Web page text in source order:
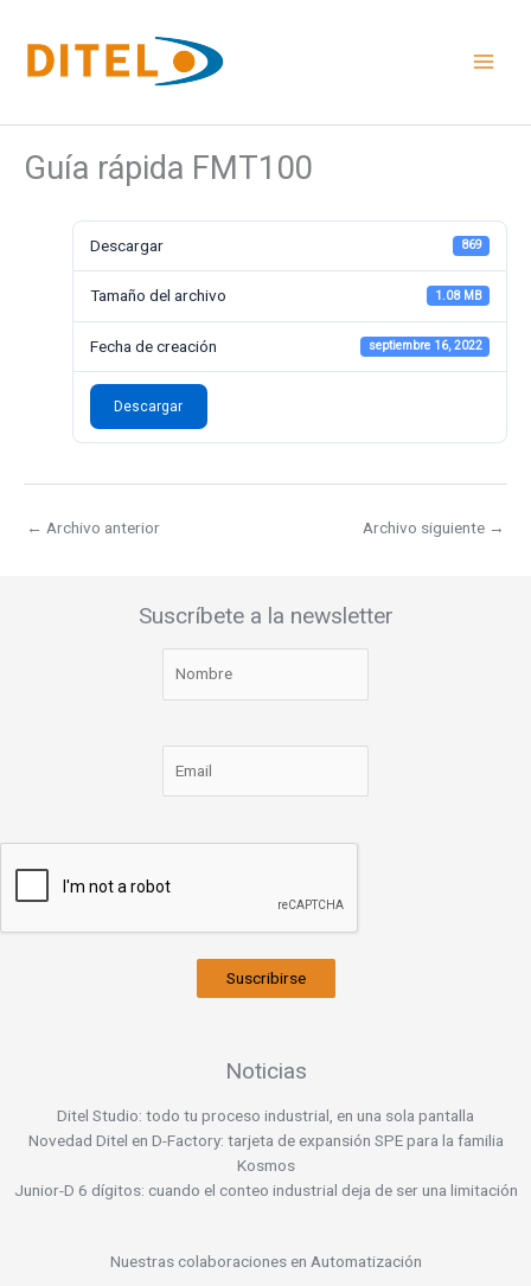
contenido
Guía rápida FMT100
Descargar 869
Tamaño del archivo 1.08 MB
Fecha de creación septiembre 16, 2022
Descargar
← Archivo anterior Archivo siguiente →
Suscríbete a la newsletter
Suscribirse
Noticias
Ditel Studio: todo tu proceso industrial, en una sola pantalla
Novedad Ditel en D-Factory: tarjeta de expansión SPE para la familia
Kosmos
Junior-D 6 dígitos: cuando el conteo industrial deja de ser una limitación
Nuestras colaboraciones en Automatización